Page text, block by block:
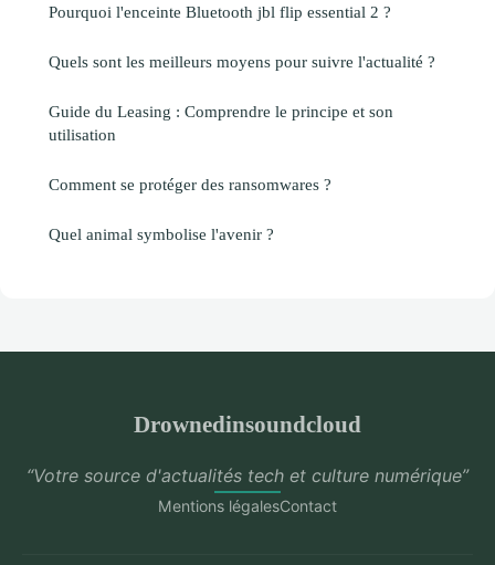
Pourquoi l'enceinte Bluetooth jbl flip essential 2 ?
Quels sont les meilleurs moyens pour suivre l'actualité ?
Guide du Leasing : Comprendre le principe et son
utilisation
Comment se protéger des ransomwares ?
Quel animal symbolise l'avenir ?
Drownedinsoundcloud
“Votre source d'actualités tech et culture numérique”
Mentions légalesContact